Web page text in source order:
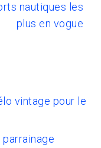
nautiques les
plus en vogue
vintage pour le